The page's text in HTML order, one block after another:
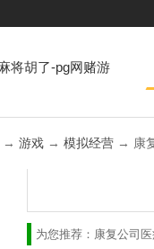
将胡了-pg网赌游
→ 游戏 → 模拟经营 → 康
为您推荐： 康复公司